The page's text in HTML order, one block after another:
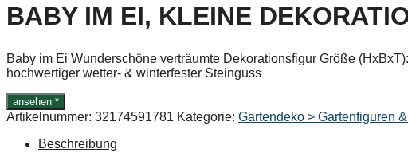
BABY IM EI, KLEINE
Baby im Ei Wunderschöne verträumte Dekorationsfigur Größe
hochwertiger wetter- & winterfester Steinguss
ansehen *
Artikelnummer: 32174591781 Kategorie: Gartendeko > Gartenfiguren
Beschreibung